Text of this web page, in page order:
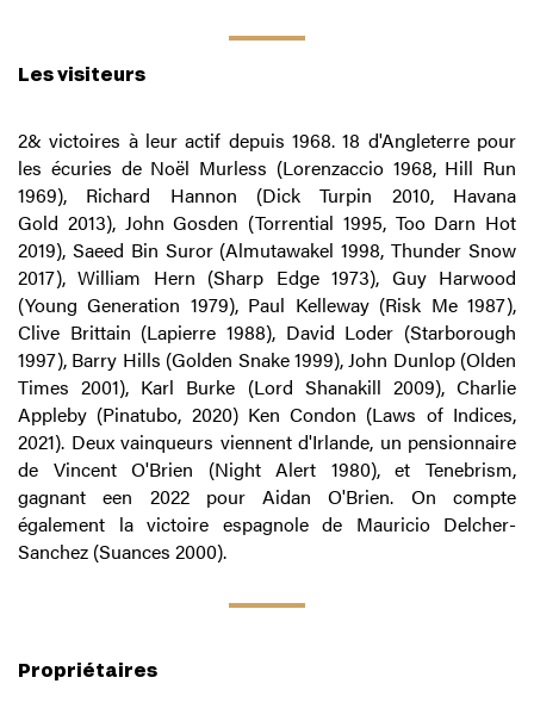
Les visiteurs
2& victoires à leur actif depuis 1968. 18 d'Angleterre pour
les écuries de Noël Murless (Lorenzaccio 1968, Hill Run
1969), Richard Hannon (Dick Turpin 2010, Havana
Gold 2013), John Gosden (Torrential 1995, Too Darn Hot
2019), Saeed Bin Suror (Almutawakel 1998, Thunder Snow
2017), William Hern (Sharp Edge 1973), Guy Harwood
(Young Generation 1979), Paul Kelleway (Risk Me 1987),
Clive Brittain (Lapierre 1988), David Loder (Starborough
1997), Barry Hills (Golden Snake 1999), John Dunlop (Olden
Times 2001), Karl Burke (Lord Shanakill 2009), Charlie
Appleby (Pinatubo, 2020) Ken Condon (Laws of Indices,
2021). Deux vainqueurs viennent d'Irlande, un pensionnaire
de Vincent O'Brien (Night Alert 1980), et Tenebrism,
gagnant een 2022 pour Aidan O'Brien. On compte
également la victoire espagnole de Mauricio Delcher-
Sanchez (Suances 2000).
Propriétaires